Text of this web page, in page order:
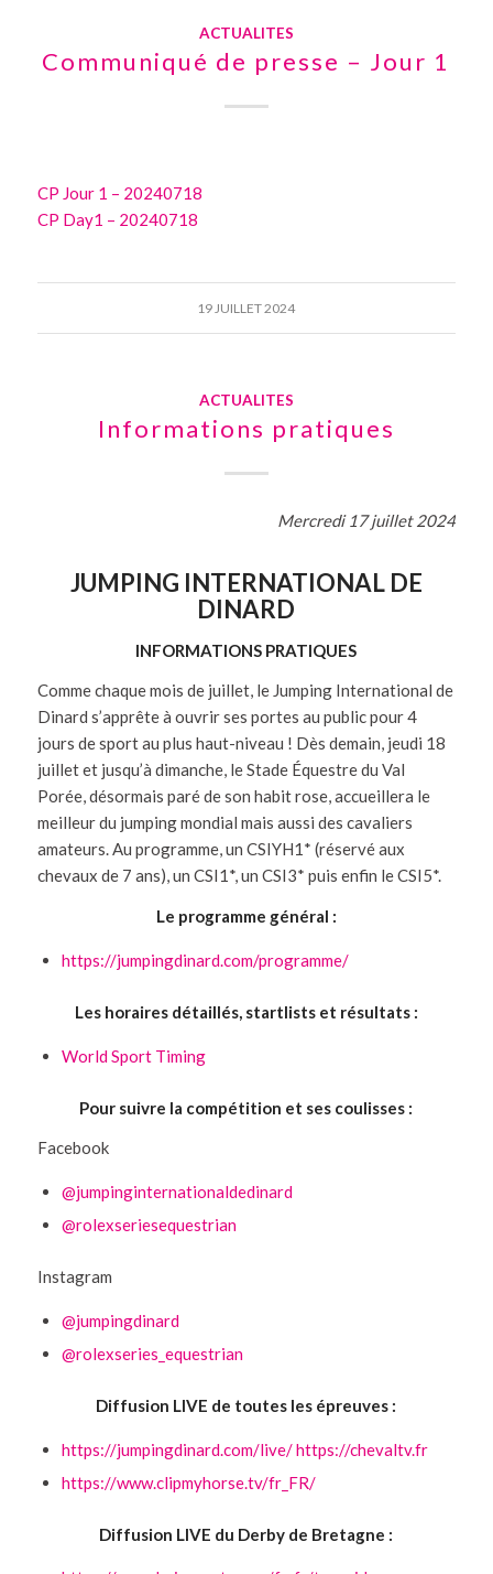
ACTUALITES
Communiqué de presse – Jour 1
CP Jour 1 – 20240718
CP Day1 – 20240718
19 JUILLET 2024
ACTUALITES
Informations pratiques
Mercredi 17 juillet 2024
JUMPING INTERNATIONAL DE
DINARD
INFORMATIONS PRATIQUES
Comme chaque mois de juillet, le Jumping International de
Dinard s’apprête à ouvrir ses portes au public pour 4
jours de sport au plus haut-niveau ! Dès demain, jeudi 18
juillet et jusqu’à dimanche, le Stade Équestre du Val
Porée, désormais paré de son habit rose, accueillera le
meilleur du jumping mondial mais aussi des cavaliers
amateurs. Au programme, un CSIYH1* (réservé aux
chevaux de 7 ans), un CSI1*, un CSI3* puis enfin le CSI5*.
Le programme général :
https://jumpingdinard.com/programme/
Les horaires détaillés, startlists et résultats :
World Sport Timing
Pour suivre la compétition et ses coulisses :
Facebook
@jumpinginternationaldedinard
@rolexseriesequestrian
Instagram
@jumpingdinard
@rolexseries_equestrian
Diffusion LIVE de toutes les épreuves :
https://jumpingdinard.com/live/https://chevaltv.fr
https://www.clipmyhorse.tv/fr_FR/
Diffusion LIVE du Derby de Bretagne :